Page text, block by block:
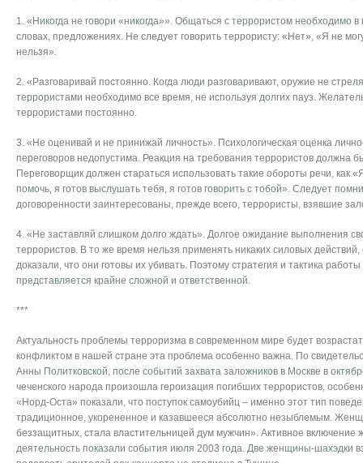
1. «Никогда не говори «никогда»». Общаться с террористом необходимо
словах, предложениях. Не следует говорить террористу: «Нет», «Я не
нельзя».
2. «Разговаривай постоянно. Когда люди разговаривают, оружие не
террористами необходимо все время, не используя долгих пауз.
террористами постоянно.
3. «Не оценивай и не принижай личность». Психологическая оценка
переговоров недопустима. Реакция на требования террористов должна
Переговорщик должен стараться использовать такие обороты речи, как
помочь, я готов выслушать тебя, я готов говорить с тобой». Следует
договоренности заинтересованы, прежде всего, террористы, взявшие
4. «Не заставляй слишком долго ждать». Долгое ожидание выполнения
террористов. В то же время нельзя применять никаких силовых действий,
доказали, что они готовы их убивать. Поэтому стратегия и тактика
представляется крайне сложной и ответственной.
***
Актуальность проблемы терроризма в современном мире будет
конфликтом в нашей стране эта проблема особенно важна. По
Анны Политковской, после событий захвата заложников в Москве в
чеченского народа произошла героизация погибших террористов,
«Норд-Оста» показали, что поступок самоубийц – именно этот тип
традиционное, укорененное и казавшееся абсолютно незыблемым.
беззащитных, стала властительницей дум мужчин». Активное включение
деятельность показали события июля 2003 года. Две женщины-шахэдки